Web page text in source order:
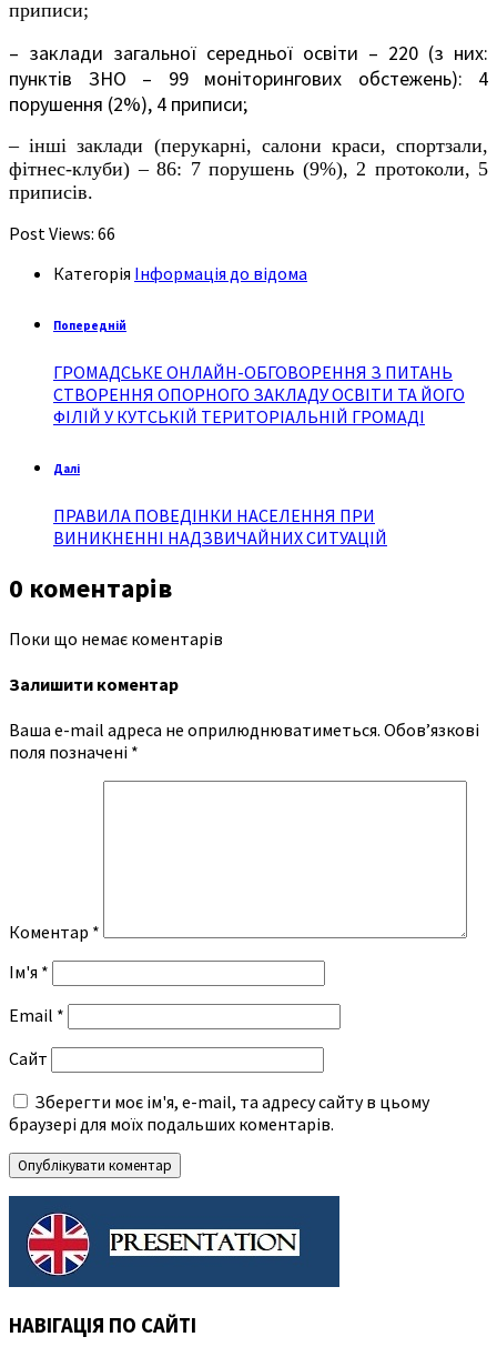
приписи;
– заклади загальної середньої освіти – 220 (з них:
пунктів ЗНО – 99 моніторингових обстежень): 4
порушення (2%), 4 приписи;
– інші заклади (перукарні, салони краси, спортзали,
фітнес-клуби) – 86: 7 порушень (9%), 2 протоколи, 5
приписів.
Post Views: 66
Категорія Інформація до відома
Попередній
ГРОМАДСЬКЕ ОНЛАЙН-ОБГОВОРЕННЯ З ПИТАНЬ
СТВОРЕННЯ ОПОРНОГО ЗАКЛАДУ ОСВІТИ ТА ЙОГО
ФІЛІЙ У КУТСЬКІЙ ТЕРИТОРІАЛЬНІЙ ГРОМАДІ
Далі
ПРАВИЛА ПОВЕДІНКИ НАСЕЛЕННЯ ПРИ
ВИНИКНЕННІ НАДЗВИЧАЙНИХ СИТУАЦІЙ
0 коментарів
Поки що немає коментарів
Залишити коментар
Ваша e-mail адреса не оприлюднюватиметься. Обов’язкові
поля позначені *
Коментар *
Ім'я *
Email *
Сайт
Зберегти моє ім'я, e-mail, та адресу сайту в цьому
браузері для моїх подальших коментарів.
НАВІГАЦІЯ ПО САЙТІ